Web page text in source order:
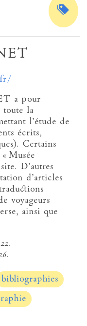
fr/
a pour
toute la
l’étude de
écrits,
Certains
Musée
D’autres
d’articles
voyageurs
ainsi que
bibliographies